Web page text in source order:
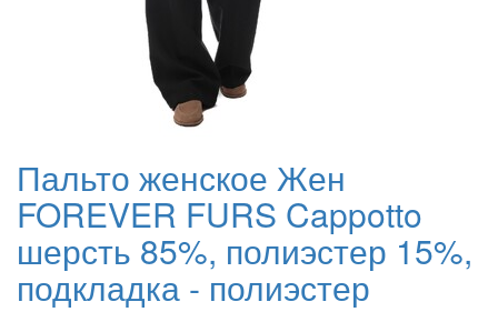
Пальто женское Жен
FOREVER FURS Cappotto
шерсть 85%, полиэстер 15%,
подкладка - полиэстер